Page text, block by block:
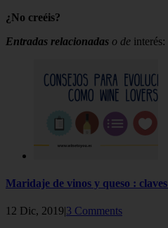
¿No creéis?
Entradas relacionadas o de interés:
Maridaje de vinos y queso :
12 Dic, 2019|3 Comments